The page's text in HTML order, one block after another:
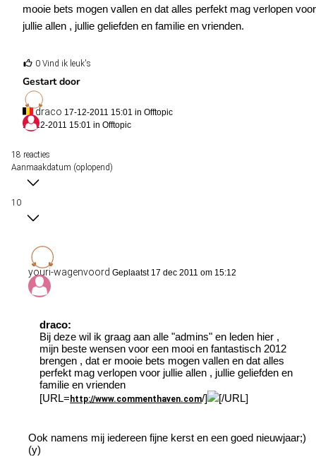
mooie bets mogen vallen en dat alles perfekt mag verlopen voor
jullie allen , jullie geliefden en familie en vrienden.
0 Vind ik leuk's
Gestart door
draco 17-12-2011 15:01 in Offtopic
17-12-2011 15:01 in Offtopic
18 reacties
Aanmaakdatum (oplopend)
10
youri-wagenvoord Geplaatst 17 dec 2011 om 15:12
draco:
Bij deze wil ik graag aan alle "admins" en leden hier ,
mijn beste wensen voor een mooi en fantastisch 2012
brengen , dat er mooie bets mogen vallen en dat alles
perfekt mag verlopen voor jullie allen , jullie geliefden en
familie en vrienden
[URL= http://www.commenthaven.com/] [/URL]
Ook namens mij iedereen fijne kerst en een goed nieuwjaar;)
(y)